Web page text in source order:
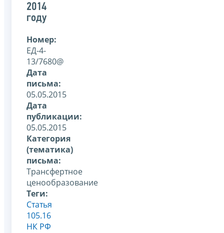
2014
году
Номер:
ЕД-4-
13/7680@
Дата
письма:
05.05.2015
Дата
публикации:
05.05.2015
Категория
(тематика)
письма:
Трансфертное
ценообразование
Теги:
Статья
105.16
НК РФ